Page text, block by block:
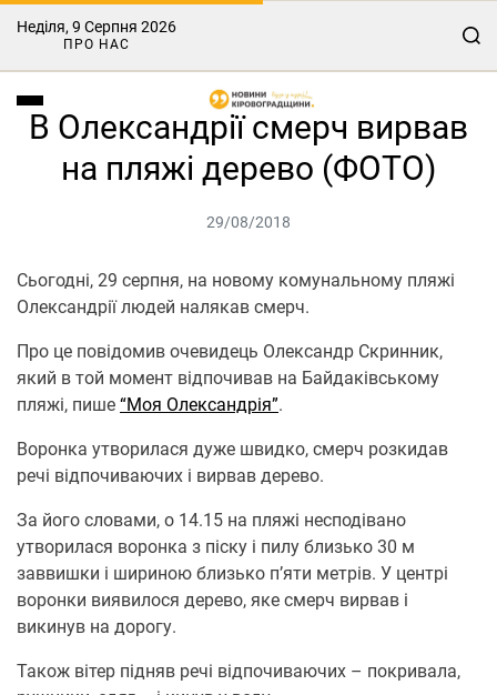
Неділя, 9 Серпня 2026
ПРО НАС
В Олександрії смерч вирвав
на пляжі дерево (ФОТО)
29/08/2018
Сьогодні, 29 серпня, на новому комунальному пляжі
Олександрії людей налякав смерч.
Про це повідомив очевидець Олександр Скринник,
який в той момент відпочивав на Байдаківському
пляжі, пише “Моя Олександрія”.
Воронка утворилася дуже швидко, смерч розкидав
речі відпочиваючих і вирвав дерево.
За його словами, о 14.15 на пляжі несподівано
утворилася воронка з піску і пилу близько 30 м
заввишки і шириною близько п’яти метрів. У центрі
воронки виявилося дерево, яке смерч вирвав і
викинув на дорогу.
Також вітер підняв речі відпочиваючих – покривала,